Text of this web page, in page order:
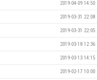
2019-04-09 14:50
2019-03-31 22:08
2019-03-31 22:05
2019-03-18 12:36
2019-03-13 14:15
2019-02-17 10:00